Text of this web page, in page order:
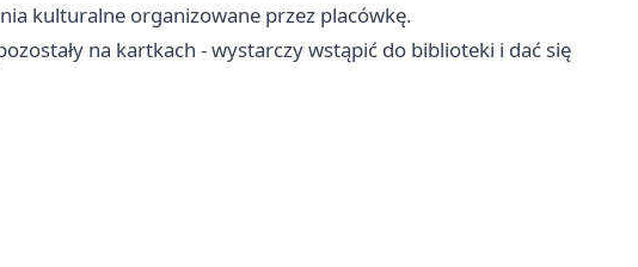
kulturalne organizowane przez placówkę.
na kartkach - wystarczy wstąpić do biblioteki i dać się